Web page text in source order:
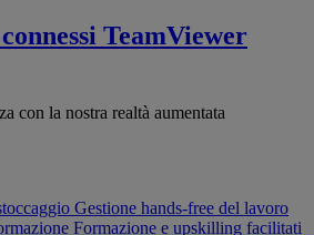
TeamViewer
con la nostra realtà aumentata
Gestione hands-free del lavoro
Formazione e upskilling facilitati